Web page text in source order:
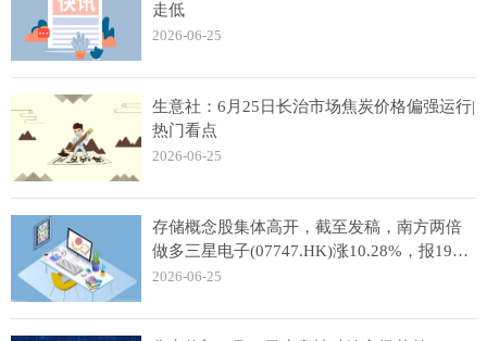
走低
2026-06-25
生意社：6月25日长治市场焦炭价格偏强运行|
热门看点
2026-06-25
存储概念股集体高开，截至发稿，南方两倍
做多三星电子(07747.HK)涨10.28%，报198
港元 每日聚焦
2026-06-25